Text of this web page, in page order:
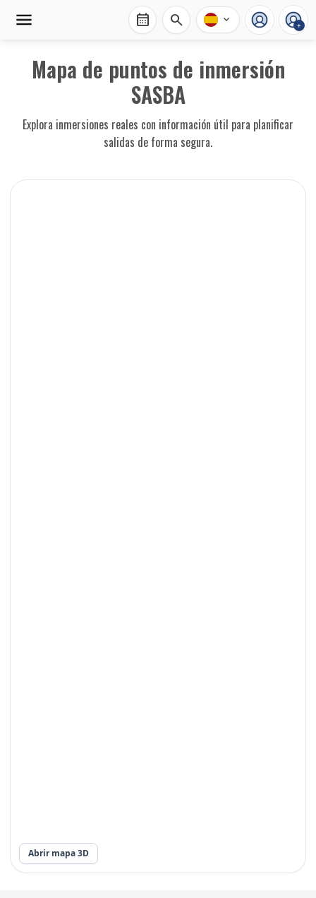
calendar_month search expand_more +
Mapa de puntos de inmersión
SASBA
Explora inmersiones reales con información útil para planificar
salidas de forma segura.
Abrir mapa 3D